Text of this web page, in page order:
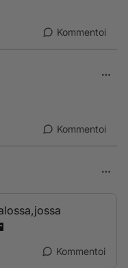
Kommentoi
Kommentoi
Kommentoi